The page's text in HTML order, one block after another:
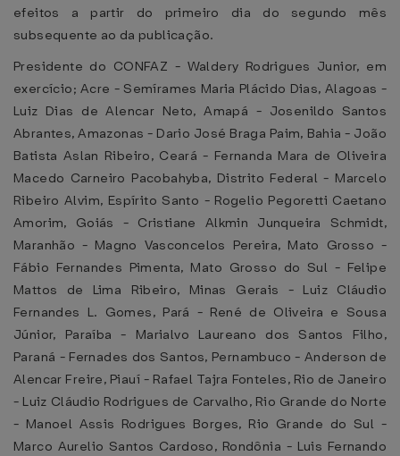
efeitos a partir do primeiro dia do segundo mês
subsequente ao da publicação.
Presidente do CONFAZ - Waldery Rodrigues Junior, em
exercício; Acre - Semírames Maria Plácido Dias, Alagoas -
Luiz Dias de Alencar Neto, Amapá - Josenildo Santos
Abrantes, Amazonas - Dario José Braga Paim, Bahia - João
Batista Aslan Ribeiro, Ceará - Fernanda Mara de Oliveira
Macedo Carneiro Pacobahyba, Distrito Federal - Marcelo
Ribeiro Alvim, Espírito Santo - Rogelio Pegoretti Caetano
Amorim, Goiás - Cristiane Alkmin Junqueira Schmidt,
Maranhão - Magno Vasconcelos Pereira, Mato Grosso -
Fábio Fernandes Pimenta, Mato Grosso do Sul - Felipe
Mattos de Lima Ribeiro, Minas Gerais - Luiz Cláudio
Fernandes L. Gomes, Pará - René de Oliveira e Sousa
Júnior, Paraíba - Marialvo Laureano dos Santos Filho,
Paraná - Fernades dos Santos, Pernambuco - Anderson de
Alencar Freire, Piauí - Rafael Tajra Fonteles, Rio de Janeiro
- Luiz Cláudio Rodrigues de Carvalho, Rio Grande do Norte
- Manoel Assis Rodrigues Borges, Rio Grande do Sul -
Marco Aurelio Santos Cardoso, Rondônia - Luis Fernando